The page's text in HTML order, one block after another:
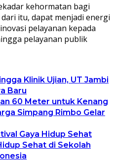
kehormatan bagi
itu, dapat menjadi energi
pelayanan kepada
pelayanan publik
Klinik Ujian, UT Jambi
Baru
60 Meter untuk Kenang
Simpang Rimbo Gelar
Gaya Hidup Sehat
Sehat di Sekolah